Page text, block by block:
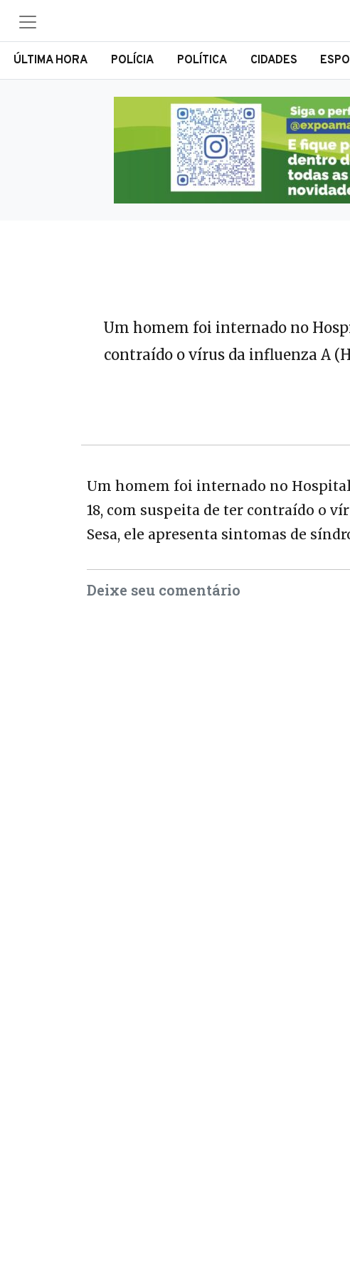
ÚLTIMA HORA POLÍCIA POLÍTICA CIDADES
Um homem foi internado no
contraído o vírus da influenza A
Um homem foi internado no
18, com suspeita de ter contraído o
Sesa, ele apresenta sintomas de
Deixe seu comentário